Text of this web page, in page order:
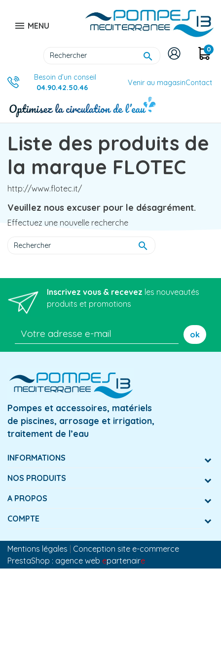
 MENU

0
Besoin d’un conseil
04.90.42.50.46
Venir au magasinContact
Liste des produits de
la marque FLOTEC
http://www.flotec.it/
Veuillez nous excuser pour le désagrément.
Effectuez une nouvelle recherche

Inscrivez vous & recevez les nouveautés
produits et promotions
ok
Pompes et accessoires, matériels
de piscines, arrosage et irrigation,
traitement de l’eau
INFORMATIONS
NOS PRODUITS
A PROPOS
COMPTE
Mentions légales | Conception site e-commerce
PrestaShop : agence web epartenaire